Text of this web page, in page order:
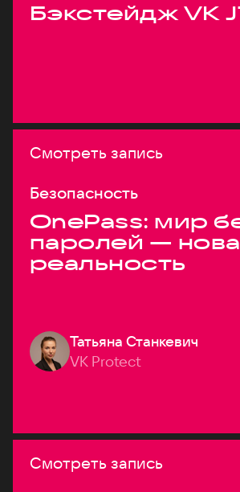
Бэкстейдж VK
Смотреть запись
Безопасность
OnePass: мир
паролей —
реальность
Татьяна Станкевич
VK Protect
Смотреть запись